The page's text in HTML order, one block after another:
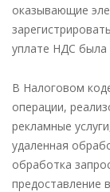
оказывающие
уплате НДС была
В Налоговом
операции,
рекламные
удаленная
обработка
предоставление